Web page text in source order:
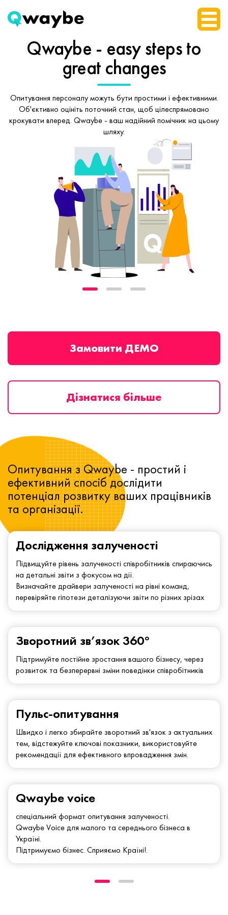
Qwaybe - easy stepsto
great changes
Опитування персоналу можуть бути простими і ефективними.
Об'єктивно оцініть поточний стан, щоб цілеспрямовано
крокувати вперед. Qwaybe - ваш надійний помічник на цьому
шляху.
Замовити ДЕМО
Дізнатися більше
Дослідження залученості
Підвищуйте рівень залученості співробітників спираючись
на детальні звіти з фокусом на дії.
Визначайте драйвери залученості на рівні команд,
перевіряйте гіпотези деталізуючи звіти по різних зрізах
Зворотний зв’язок 360°
Підтримуйте постійне зростання вашого бізнесу, через
розвиток та безперервні зміни поведінки співробітників
Опитування з Qwaybe - простий і
ефективний спосіб дослідити
потенціал розвитку ваших працівників
та організації.
Qwaybe voice
спеціальний формат опитування залученості.
Qwaybe Voice для малого та середнього бізнеса в
Україні.
Підтримуємо бізнес. Сприяємо Країні!.
Пульс-опитування
Швидко і легко збирайте зворотний зв'язок з актуальних
тем, відстежуйте ключові показники, використовуйте
рекомендації для ефективного впровадження змін.